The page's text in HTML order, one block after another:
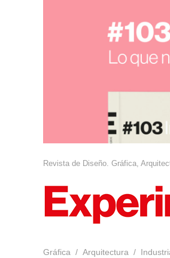
Revista de Diseño. Gráfica,
Gráfica Arquitectura